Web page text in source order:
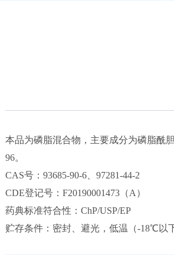
本品为磷脂混合物，主要成分为磷脂酰
96。
CAS号：93685-90-6、97281-44-2
CDE登记号：F20190001473（A）
药典标准符合性：ChP/USP/EP
贮存条件：密封、避光，低温（-18℃以